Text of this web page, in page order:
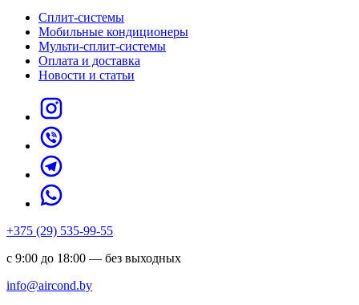
Сплит-системы
Мобильные кондиционеры
Мульти-сплит-системы
Оплата и доставка
Новости и статьи
+375 (29) 535-99-55
с 9:00 до 18:00 — без выходных
info@aircond.by